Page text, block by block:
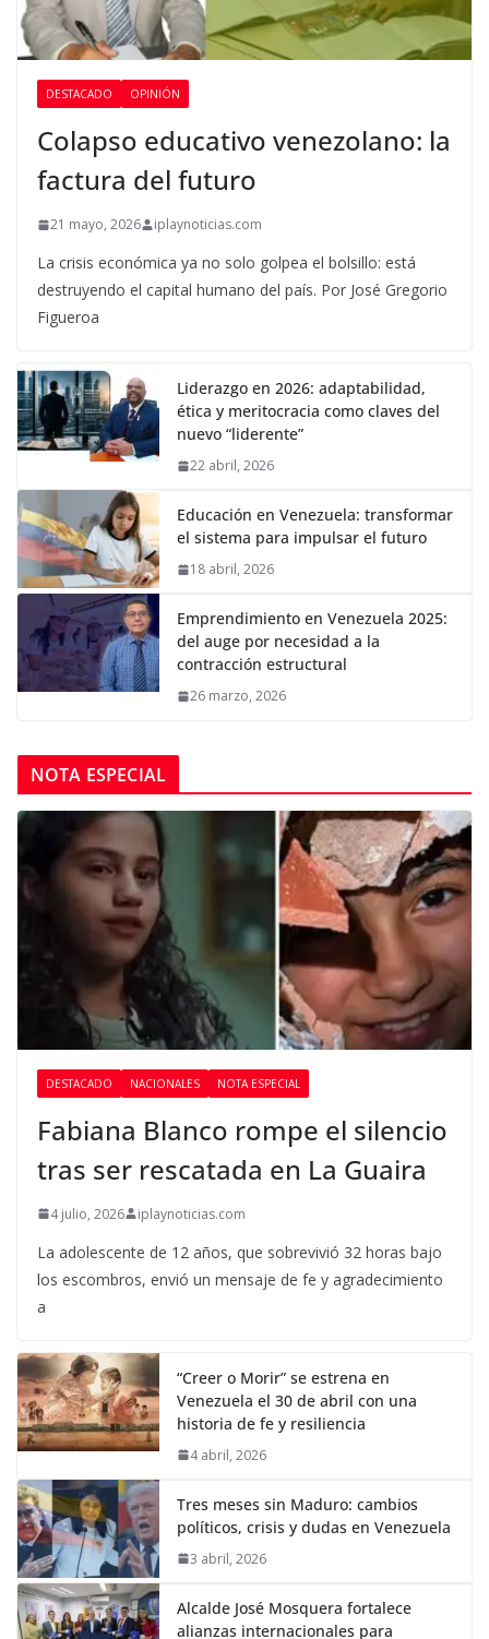
DESTACADO OPINIÓN
Colapso educativo venezolano: la
factura del futuro
21 mayo, 2026 iplaynoticias.com
La crisis económica ya no solo golpea el bolsillo: está
destruyendo el capital humano del país. Por José Gregorio
Figueroa
Liderazgo en 2026: adaptabilidad,
ética y meritocracia como claves del
nuevo “liderente”
22 abril, 2026
Educación en Venezuela: transformar
el sistema para impulsar el futuro
18 abril, 2026
Emprendimiento en Venezuela 2025:
del auge por necesidad a la
contracción estructural
26 marzo, 2026
NOTA ESPECIAL
DESTACADO NACIONALES NOTA ESPECIAL
Fabiana Blanco rompe el silencio
tras ser rescatada en La Guaira
4 julio, 2026 iplaynoticias.com
La adolescente de 12 años, que sobrevivió 32 horas bajo
los escombros, envió un mensaje de fe y agradecimiento
a
“Creer o Morir” se estrena en
Venezuela el 30 de abril con una
historia de fe y resiliencia
4 abril, 2026
Tres meses sin Maduro: cambios
políticos, crisis y dudas en Venezuela
3 abril, 2026
Alcalde José Mosquera fortalece
alianzas internacionales para